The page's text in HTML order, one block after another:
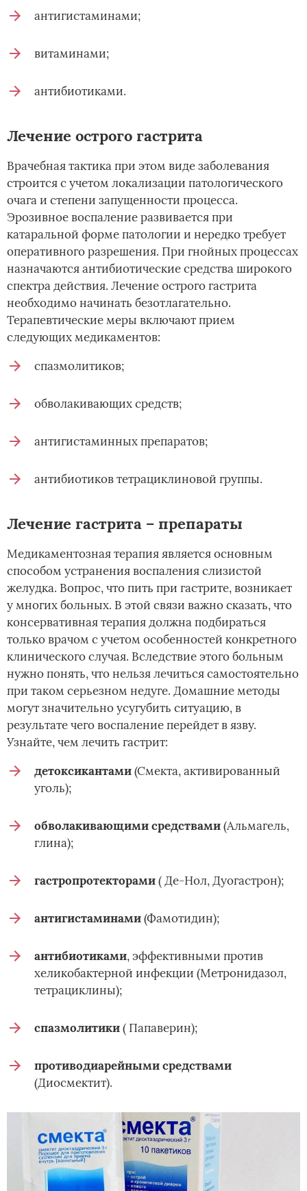
антигистаминами;
витаминами;
антибиотиками.
Лечение острого гастрита
Врачебная тактика при этом виде заболевания
строится с учетом локализации патологического
очага и степени запущенности процесса.
Эрозивное воспаление развивается при
катаральной форме патологии и нередко требует
оперативного разрешения. При гнойных процессах
назначаются антибиотические средства широкого
спектра действия. Лечение острого гастрита
необходимо начинать безотлагательно.
Терапевтические меры включают прием
следующих медикаментов:
спазмолитиков;
обволакивающих средств;
антигистаминных препаратов;
антибиотиков тетрациклиновой группы.
Лечение гастрита – препараты
Медикаментозная терапия является основным
способом устранения воспаления слизистой
желудка. Вопрос, что пить при гастрите, возникает
у многих больных. В этой связи важно сказать, что
консервативная терапия должна подбираться
только врачом с учетом особенностей конкретного
клинического случая. Вследствие этого больным
нужно понять, что нельзя лечиться самостоятельно
при таком серьезном недуге. Домашние методы
могут значительно усугубить ситуацию, в
результате чего воспаление перейдет в язву.
Узнайте, чем лечить гастрит:
детоксикантами(Смекта, активированный
уголь);
обволакивающими средствами(Альмагель,
глина);
гастропротекторами( Де-Нол, Дуогастрон);
антигистаминами(Фамотидин);
антибиотиками, эффективными против
хеликобактерной инфекции (Метронидазол,
тетрациклины);
спазмолитики( Папаверин);
противодиарейными средствами
(Диосмектит).